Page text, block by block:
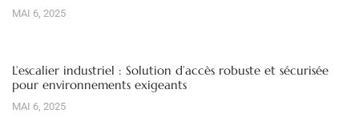
MAI 6, 2025
L’escalier industriel : Solution d’accès robuste et sécurisée
pour environnements exigeants
MAI 6, 2025